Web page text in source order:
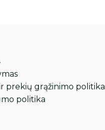
prekių grąžinimo politika
politika